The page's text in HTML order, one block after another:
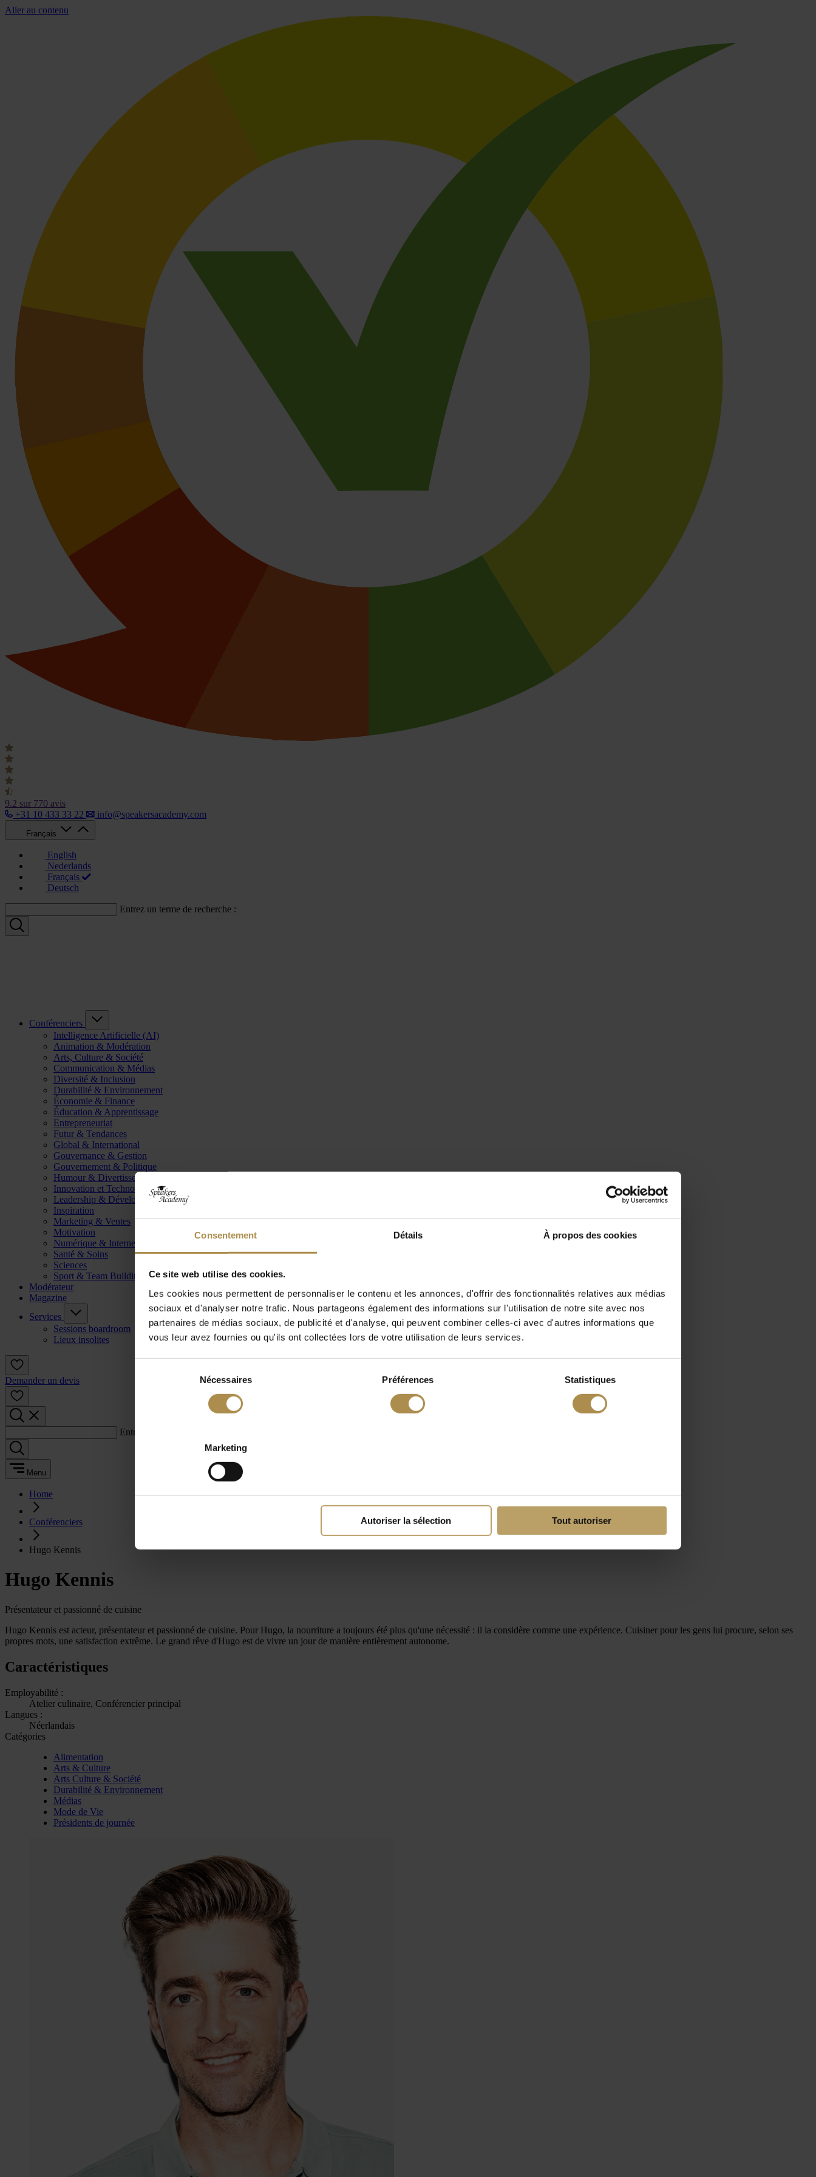
Consentement Détails À propos des cookies
Ce site web utilise des cookies.
Les cookies nous permettent de personnaliser le contenu et les annonces, d'offrir des fonctionnalités relatives aux médias
sociaux et d'analyser notre trafic. Nous partageons également des informations sur l'utilisation de notre site avec nos
partenaires de médias sociaux, de publicité et d'analyse, qui peuvent combiner celles-ci avec d'autres informations que
vous leur avez fournies ou qu'ils ont collectées lors de votre utilisation de leurs services.
Nécessaires Préférences Statistiques
Marketing
Autoriser la sélection Tout autoriser
Aller au contenu
9.2 sur 770 avis
+31 10 433 33 22
info@speakersacademy.com
Français
English
Nederlands
Français
Deutsch
Entrez un terme de recherche :
Conférenciers
Intelligence Artificielle (AI)
Animation & Modération
Arts, Culture & Société
Communication & Médias
Diversité & Inclusion
Durabilité & Environnement
Économie & Finance
Éducation & Apprentissage
Entrepreneuriat
Futur & Tendances
Global & International
Gouvernance & Gestion
Gouvernement & Politique
Humour & Divertissement
Innovation et Technologie
Leadership & Développement
Inspiration
Marketing & Ventes
Motivation
Numérique & Internet
Santé & Soins
Sciences
Sport & Team Building
Modérateur
Magazine
Services
Sessions boardroom
Lieux insolites
Demander un devis
Entrez un terme de recherche :
Menu
Home
Conférenciers
Hugo Kennis
Hugo Kennis
Présentateur et passionné de cuisine
Hugo Kennis est acteur, présentateur et passionné de cuisine. Pour Hugo, la nourriture a toujours été plus qu'une nécessité : il la considère comme une expérience. Cuisiner pour les gens lui procure, selon ses
propres mots, une satisfaction extrême. Le grand rêve d'Hugo est de vivre un jour de manière entièrement autonome.
Caractéristiques
Employabilité :
Atelier culinaire, Conférencier principal
Langues :
Néerlandais
Catégories
Alimentation
Arts & Culture
Arts Culture & Société
Durabilité & Environnement
Médias
Mode de Vie
Présidents de journée